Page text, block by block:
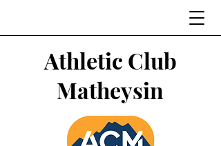
Athletic Club
Matheysin